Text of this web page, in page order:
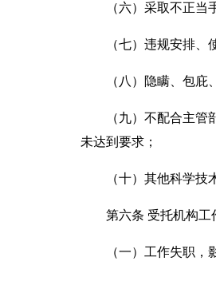
（六）采取不正当手
（七）违规安排、使
（八）隐瞒、包庇、
（九）不配合主管部
未达到要求；
（十）其他科学技术
第六条 受托机构工作
（一）工作失职，影